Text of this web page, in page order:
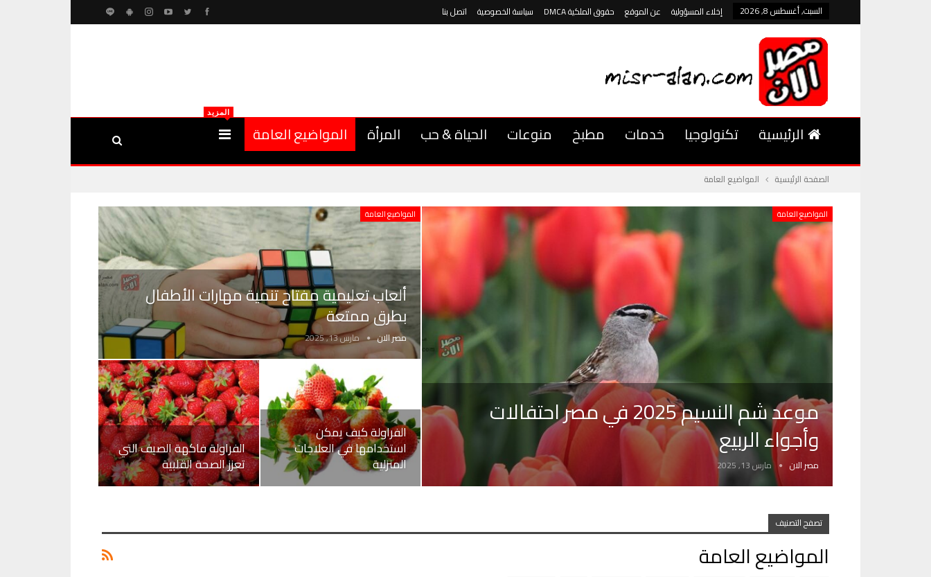
السبت, أغسطس 8, 2026 إخلاء المسؤولية عن الموقع حقوق الملكية DMCA سياسة الخصوصية اتصل بنا
الرئيسية تكنولوجيا خدمات مطبخ منوعات الحياة & حب المرأة المواضيع العامة
المزيد
الصفحة الرئيسية المواضيع العامة
المواضيع العامة
موعد شم النسيم 2025 في مصر احتفالات
وأجواء الربيع
مصر الان مارس 13, 2025
المواضيع العامة
ألعاب تعليمية مفتاح تنمية مهارات الأطفال
بطرق ممتعة
مصر الان مارس 13, 2025
الفراولة كيف يمكن
استخدامها في العلاجات
المنزلية
الفراولة فاكهة الصيف التي
تعزز الصحة القلبية
تصفح التصنيف
المواضيع العامة